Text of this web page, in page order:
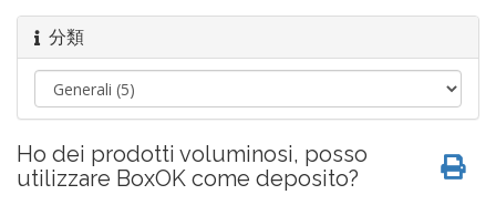
分類
Ho dei prodotti voluminosi, posso
utilizzare BoxOK come deposito?